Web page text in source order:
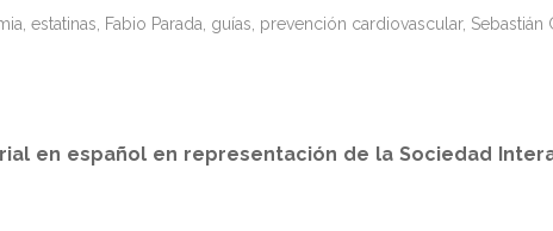
estatinas Fabio Parada guías prevención cardiovascular, Sebastián
en español en representación de la Sociedad